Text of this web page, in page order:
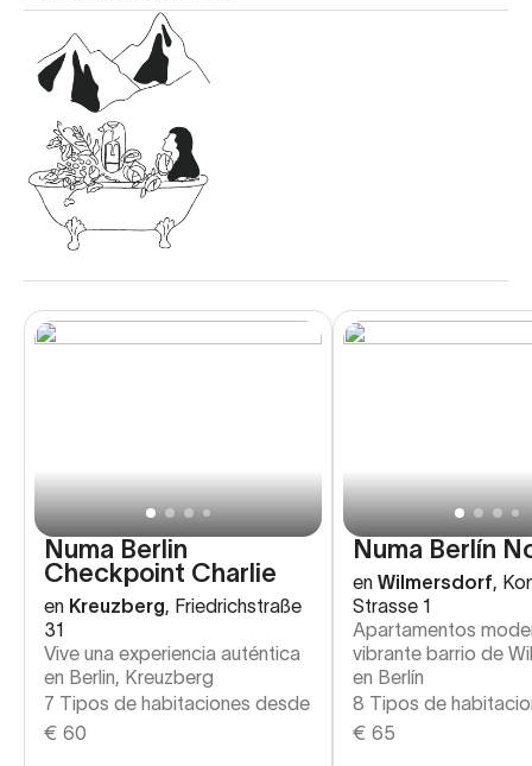
Numa Berlin
Checkpoint Charlie
en Kreuzberg Friedrichstraße
31
Vive una experiencia auténtica
en Berlin, Kreuzberg
7 Tipos de habitaciones desde
€ 60
Numa Berlín
en Wilmersdorf
Strasse 1
Apartamentos
vibrante barrio de
en Berlín
8 Tipos de
€ 65